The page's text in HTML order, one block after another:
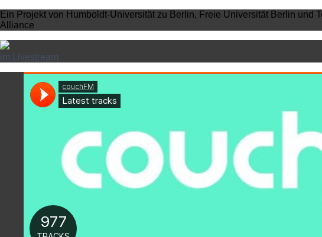
Ein Projekt von Humboldt-Universität zu Berlin, Freie Universität Berlin
Alliance
im Livestream